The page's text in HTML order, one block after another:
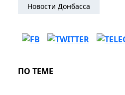
Новости Донбасса
ПО ТЕМЕ